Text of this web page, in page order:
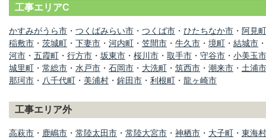
工事エリアC
かすみがうら市 ・ つくばみらい市 ・ つくば市 ・ ひたちなか市 ・ 阿見町
稲敷市 ・ 茨城町 ・ 下妻市 ・ 河内町 ・ 笠間市 ・ 牛久市 ・ 境町 ・ 結城市 ・
河市 ・ 五霞町 ・ 行方市 ・ 坂東市 ・ 桜川市 ・ 取手市 ・ 守谷市 ・ 小美玉市
城里町 ・ 常総市 ・ 水戸市 ・ 石岡市 ・ 大洗町 ・ 筑西市 ・ 潮来市 ・ 土浦市
那珂市 ・ 八千代町 ・ 美浦村 ・ 鉾田市 ・ 利根町 ・ 龍ヶ崎市
工事エリア外
高萩市 ・ 鹿嶋市 ・ 常陸太田市 ・ 常陸大宮市 ・ 神栖市 ・ 大子町 ・ 東海村